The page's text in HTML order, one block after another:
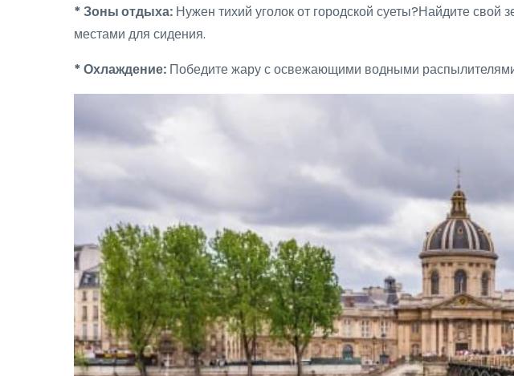
* Зоны отдыха: Нужен тихий уголок от городской суеты?Найдите
местами для сидения.
* Охлаждение: Победите жару с освежающими водными